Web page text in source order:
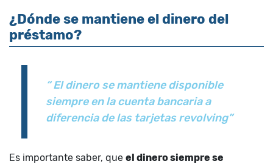
¿Dónde se mantiene el dinero del
préstamo?
“ El dinero se mantiene disponible
siempre en la cuenta bancaria a
diferencia de las tarjetas revolving”
Es importante saber, que el dinero siempre se